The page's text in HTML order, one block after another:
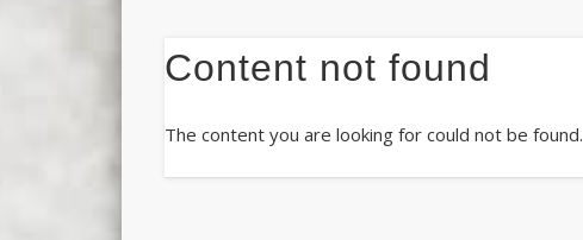
Content not found
The content you are looking for could not be found.